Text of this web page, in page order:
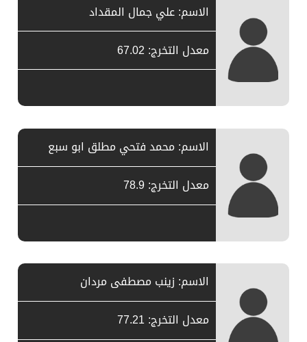
الاسم: علي جمال المقداد
معدل التخرج: 67.02
الاسم: محمد فتحي مطلق ابو سبع
معدل التخرج: 78.9
الاسم: زينب مصطفى مردان
معدل التخرج: 77.21